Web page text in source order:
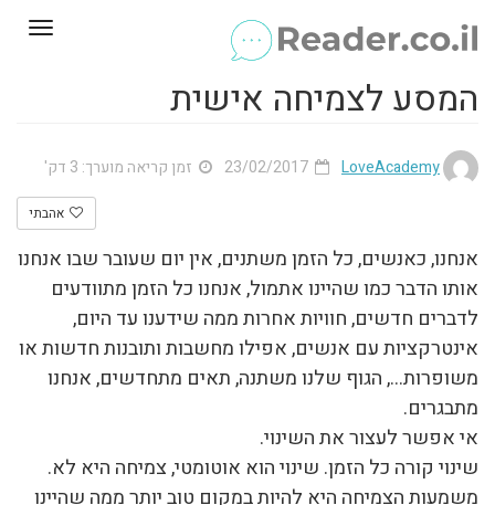
המסע לצמיחה אישית
LoveAcademy זמן קריאה מוערך: 3 דק'
אהבתי
אנחנו, כאנשים, כל הזמן משתנים, אין יום שעובר שבו אנחנו
אותו הדבר כמו שהיינו אתמול, אנחנו כל הזמן מתוודעים
לדברים חדשים, חוויות אחרות ממה שידענו עד היום,
אינטרקציות עם אנשים, אפילו מחשבות ותובנות חדשות או
משופרות…, הגוף שלנו משתנה, תאים מתחדשים, אנחנו
מתבגרים.
אי אפשר לעצור את השינוי.
שינוי קורה כל הזמן. שינוי הוא אוטומטי, צמיחה היא לא.
משמעות הצמיחה היא להיות במקום טוב יותר ממה שהיינו